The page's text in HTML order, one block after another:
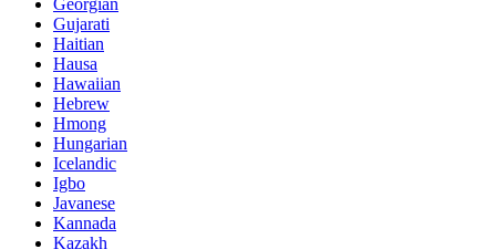
Georgian
Gujarati
Haitian
Hausa
Hawaiian
Hebrew
Hmong
Hungarian
Icelandic
Igbo
Javanese
Kannada
Kazakh